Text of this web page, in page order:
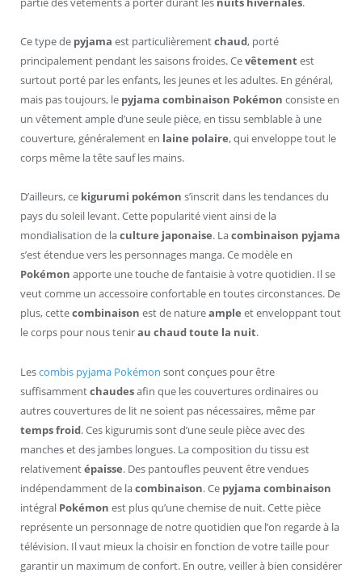
Ce type de pyjama est particulièrementchaud, porté
principalement pendant les saisons froides. Cevêtementest
surtout porté par les enfants, les jeunes et les adultes. En général,
mais pas toujours, le pyjama combinaison Pokémon consiste en
un vêtement ample d’une seule pièce, en tissu semblable à une
couverture, généralement en laine polaire, qui enveloppe tout le
corps même la tête sauf les mains.
D’ailleurs, ce kigurumi pokémon s’inscrit dans les tendances du
pays du soleil levant. Cette popularité vient ainsi de la
mondialisation de laculture japonaise. Lacombinaison pyjama
s’est étendue vers les personnages manga. Ce modèle en
Pokémon apporte une touche de fantaisie à votre quotidien. Il se
veut comme un accessoire confortable en toutes circonstances. De
plus, cettecombinaison est de natureample et enveloppant tout
le corps pour nous tenirau chaud toute la nuit.
Lescombis pyjama Pokémon sont conçues pour être
suffisammentchaudesafin que les couvertures ordinaires ou
autres couvertures de lit ne soient pas nécessaires, même par
temps froid. Ces kigurumis sont d’une seule pièce avec des
manches et des jambes longues. La composition du tissu est
relativementépaisse. Des pantoufles peuvent être vendues
indépendamment de lacombinaison. Ce pyjama combinaison
intégral Pokémon est plus qu’une chemise de nuit. Cette pièce
représente un personnage de notre quotidien que l’on regarde à la
télévision. Il vaut mieux la choisir en fonction de votre taille pour
garantir un maximum de confort. En outre, veiller à bien considérer